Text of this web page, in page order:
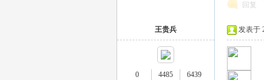
回复
王贵兵
0
4485
6439
发表于